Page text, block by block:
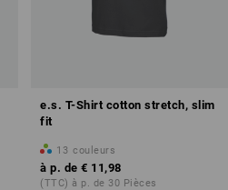
e.s. T-Shirt cotton stretch, slim
fit
13 couleurs
à p. de € 11,98
(TTC) à p. de 30 Pièces